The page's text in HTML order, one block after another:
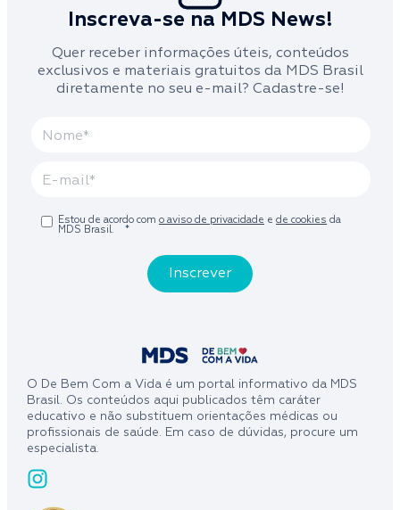
Inscreva-se na MDS News!
Quer receber informações úteis, conteúdos
exclusivos e materiais gratuitos da MDS Brasil
diretamente no seu e-mail? Cadastre-se!
Estou de acordo com o aviso de privacidade e de cookies da
MDS Brasil.
*
O De Bem Com a Vida é um portal informativo da MDS
Brasil. Os conteúdos aqui publicados têm caráter
educativo e não substituem orientações médicas ou
profissionais de saúde. Em caso de dúvidas, procure um
especialista.